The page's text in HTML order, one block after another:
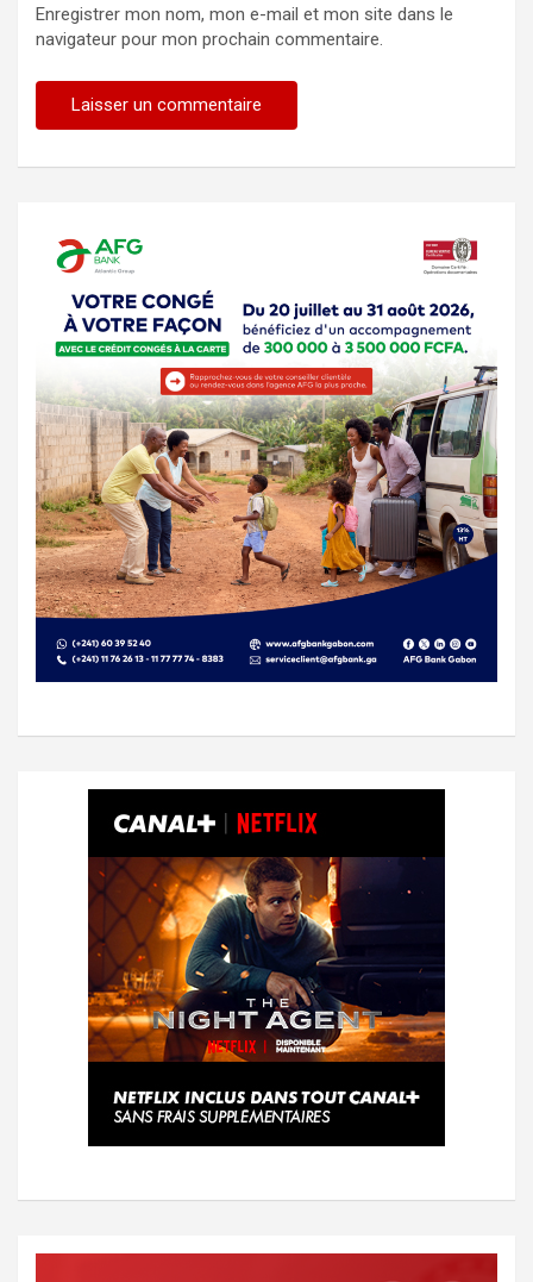
Enregistrer mon nom, mon e-mail et mon site dans le
navigateur pour mon prochain commentaire.